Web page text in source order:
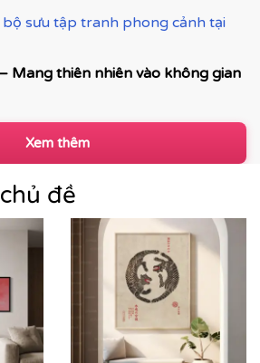
sưu tập tranh phong cảnh tại
Mang thiên nhiên vào không gian
dòng tranh trang trí được ưa
tái hiện vẻ đẹp của thiên nhiên,
rộng mở và cân bằng cảm xúc. Từ
mỗi bức tranh không chỉ làm
góp phần nâng tầm thẩm mỹ
Xem thêm
đề